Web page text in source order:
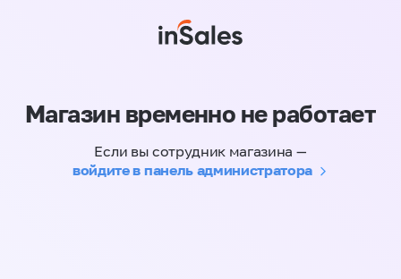
Магазин временно не работает
Если вы сотрудник магазина —
войдите в панель администратора